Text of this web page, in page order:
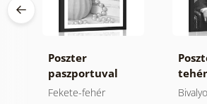
Poszter
paszportuval
vonzó csendélet
Fekete-fehér